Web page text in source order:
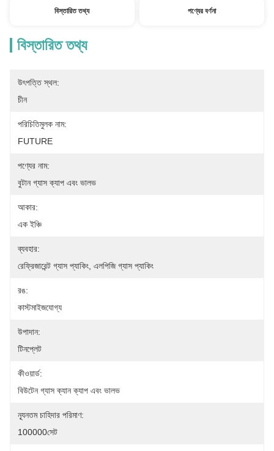
বিস্তারিত তথ্য পণ্যের বর্ণনা
বিস্তারিত তথ্য
উৎপত্তি স্থল:
চীন
পরিচিতিমুলক নাম:
FUTURE
পণ্যের নাম:
বুটান গ্যাস ক্যাপ এবং ভালভ
আকার:
এক ইঞ্চি
ব্যবহার:
রেফ্রিজারেন্ট গ্যাস প্যাকিং, এলপিজি গ্যাস প্যাকিং
রঙ:
কাস্টমাইজযোগ্য
উপাদান:
টিনপ্লেট
কীওয়ার্ড:
বিউটেন গ্যাস ক্যান ক্যাপ এবং ভালভ
ন্যূনতম চাহিদার পরিমাণ:
100000সেট